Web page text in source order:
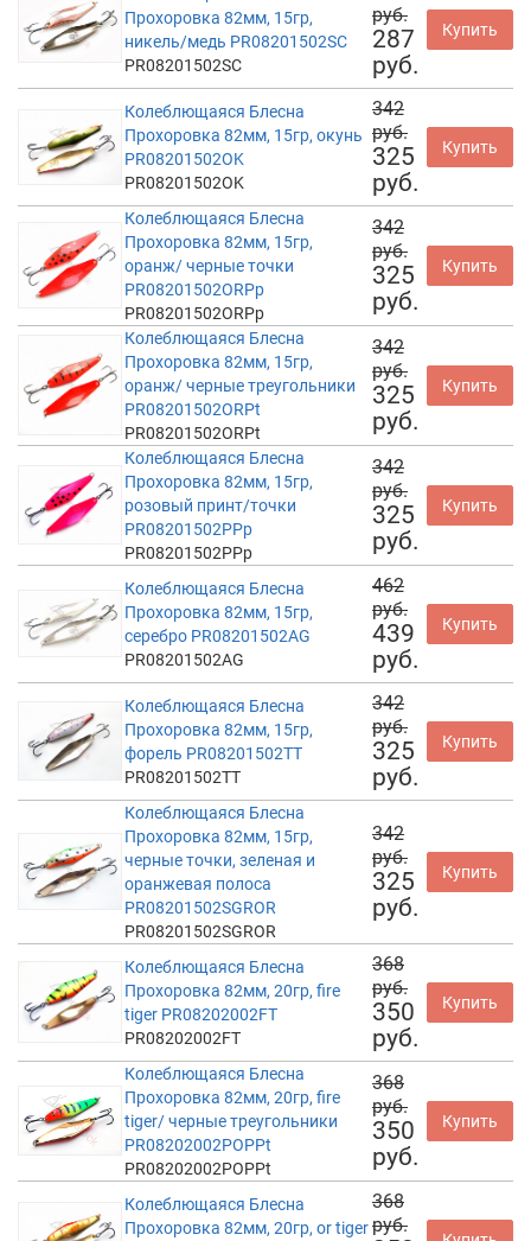
Прохоровка 82мм, 15гр,
никель/медь PR08201502SC
PR08201502SC
руб.
287
руб.
Купить
Колеблющаяся Блесна
Прохоровка 82мм, 15гр, окунь
PR08201502OK
PR08201502OK
342
руб.
325
руб.
Купить
Колеблющаяся Блесна
Прохоровка 82мм, 15гр,
оранж/ черные точки
PR08201502ORPp
PR08201502ORPp
342
руб.
325
руб.
Купить
Колеблющаяся Блесна
Прохоровка 82мм, 15гр,
оранж/ черные треугольники
PR08201502ORPt
PR08201502ORPt
342
руб.
325
руб.
Купить
Колеблющаяся Блесна
Прохоровка 82мм, 15гр,
розовый принт/точки
PR08201502PPp
PR08201502PPp
342
руб.
325
руб.
Купить
Колеблющаяся Блесна
Прохоровка 82мм, 15гр,
серебро PR08201502AG
PR08201502AG
462
руб.
439
руб.
Купить
Колеблющаяся Блесна
Прохоровка 82мм, 15гр,
форель PR08201502TT
PR08201502TT
342
руб.
325
руб.
Купить
Колеблющаяся Блесна
Прохоровка 82мм, 15гр,
черные точки, зеленая и
оранжевая полоса
PR08201502SGROR
PR08201502SGROR
342
руб.
325
руб.
Купить
Колеблющаяся Блесна
Прохоровка 82мм, 20гр, fire
tiger PR08202002FT
PR08202002FT
368
руб.
350
руб.
Купить
Колеблющаяся Блесна
Прохоровка 82мм, 20гр, fire
tiger/ черные треугольники
PR08202002POPPt
PR08202002POPPt
368
руб.
350
руб.
Купить
Колеблющаяся Блесна
Прохоровка 82мм, 20гр, or tiger
368
руб.